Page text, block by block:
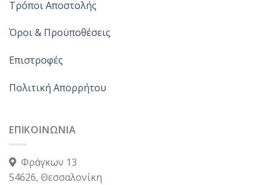
Τρόποι Αποστολής
Όροι & Προϋποθέσεις
Επιστροφές
Πολιτική Απορρήτου
ΕΠΙΚΟΙΝΩΝΙΑ
Φράγκων 13
54626, Θεσσαλονίκη